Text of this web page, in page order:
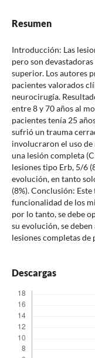
Resumen
Introducción: Las
pero son
superior. Los autores
pacientes valorados
neurocirugía.
entre 8 y 70 años al
pacientes tenía 25
sufrió un trauma
involucraron el uso de
una lesión completa
lesiones tipo Erb, 5/6
evolución, en tanto
(8%). Conclusión:
funcionalidad de los
por lo tanto, se debe
su evolución, se
lesiones completas de
Descargas